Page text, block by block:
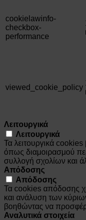
cookielawinfo-
checkbox-
performance
viewed_cookie_policy
Λειτουργικά
Λειτουργικά
Τα λειτουργικά cookies
όπως διαμοιρασμού
συλλογή σχολίων και
Απόδοσης
Απόδοσης
Τα cookies απόδοσης
και ανάλυση των
βοηθώντας να
Αναλυτικά στοιχεία